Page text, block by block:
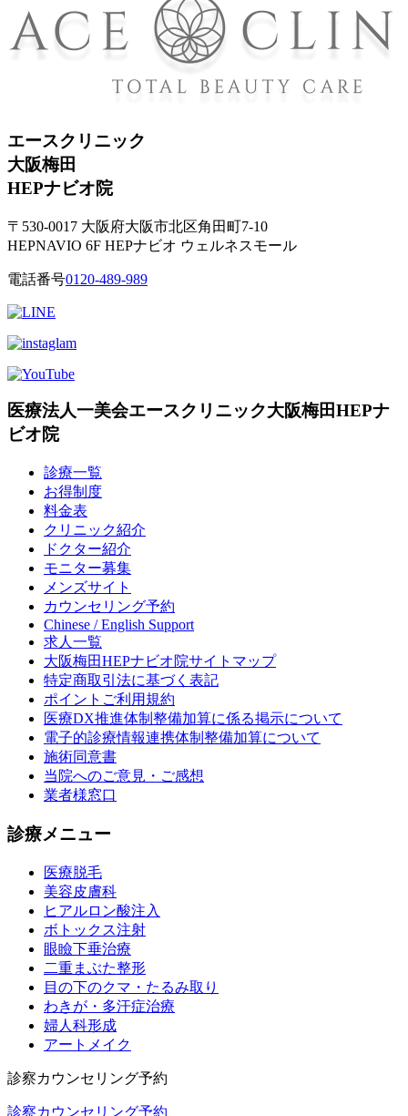
エースクリニック
大阪梅田
HEPナビオ院
〒530-0017 大阪府大阪市北区角田町7-10
HEPNAVIO 6F HEPナビオ ウェルネスモール
電話番号0120-489-989
医療法人一美会エースクリニック大阪梅田HEPナ
ビオ院
診療一覧
お得制度
料金表
クリニック紹介
ドクター紹介
モニター募集
メンズサイト
カウンセリング予約
Chinese / English Support
求人一覧
大阪梅田HEPナビオ院サイトマップ
特定商取引法に基づく表記
ポイントご利用規約
医療DX推進体制整備加算に係る掲示について
電子的診療情報連携体制整備加算について
施術同意書
当院へのご意見・ご感想
業者様窓口
診療メニュー
医療脱毛
美容皮膚科
ヒアルロン酸注入
ボトックス注射
眼瞼下垂治療
二重まぶた整形
目の下のクマ・たるみ取り
わきが・多汗症治療
婦人科形成
アートメイク
診察カウンセリング予約
診察カウンセリング予約